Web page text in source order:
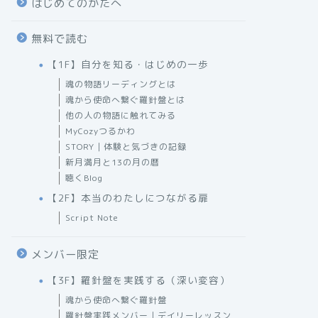
はじめてのかたへ
無料で読む
【1F】自分を知る・はじめの一歩
魂の物語リーディングとは
魂から使命へ繋ぐ羅針盤とは
他の人の物語に触れてみる
MyCozyつるかわ
STORY｜体験と気づきの記録
新月満月と13の月の暦
聴くBlog
【2F】本当のわたしにつながる扉
Script Note
メンバー限定
【3F】羅針盤を実践する（深い変容）
魂から使命へ繋ぐ羅針盤